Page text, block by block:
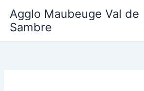
contenu
Agglo Maubeuge Val de
Sambre